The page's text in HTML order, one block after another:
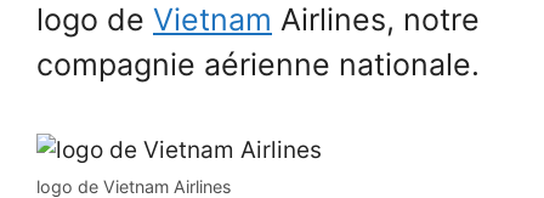
logo de Vietnam Airlines, notre
compagnie aérienne nationale.
logo de Vietnam Airlines